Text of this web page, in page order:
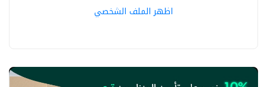
اظهر الملف الشخصي